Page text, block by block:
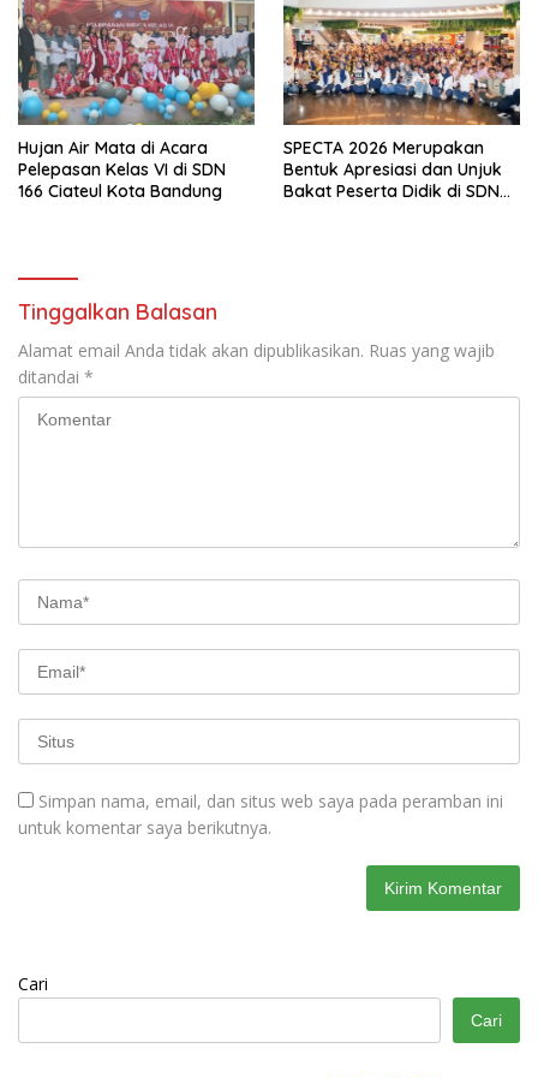
Hujan Air Mata di Acara
Pelepasan Kelas VI di SDN
166 Ciateul Kota Bandung
SPECTA 2026 Merupakan
Bentuk Apresiasi dan Unjuk
Bakat Peserta Didik di SDN
Tinggalkan Balasan
Alamat email Anda tidak akan dipublikasikan. Ruas yang wajib
ditandai *
Simpan nama, email, dan situs web saya pada peramban ini
untuk komentar saya berikutnya.
Cari
Cari